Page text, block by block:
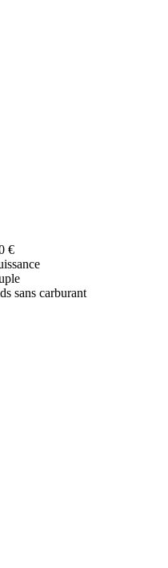
€
sans carburant